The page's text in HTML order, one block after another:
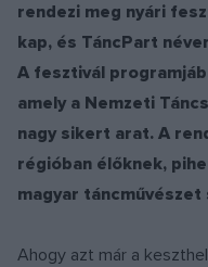
rendezi meg nyári
kap, és TáncPart
A fesztivál
amely a Nemzeti
nagy sikert arat. A
régióban élőknek,
magyar
Ahogy azt már a